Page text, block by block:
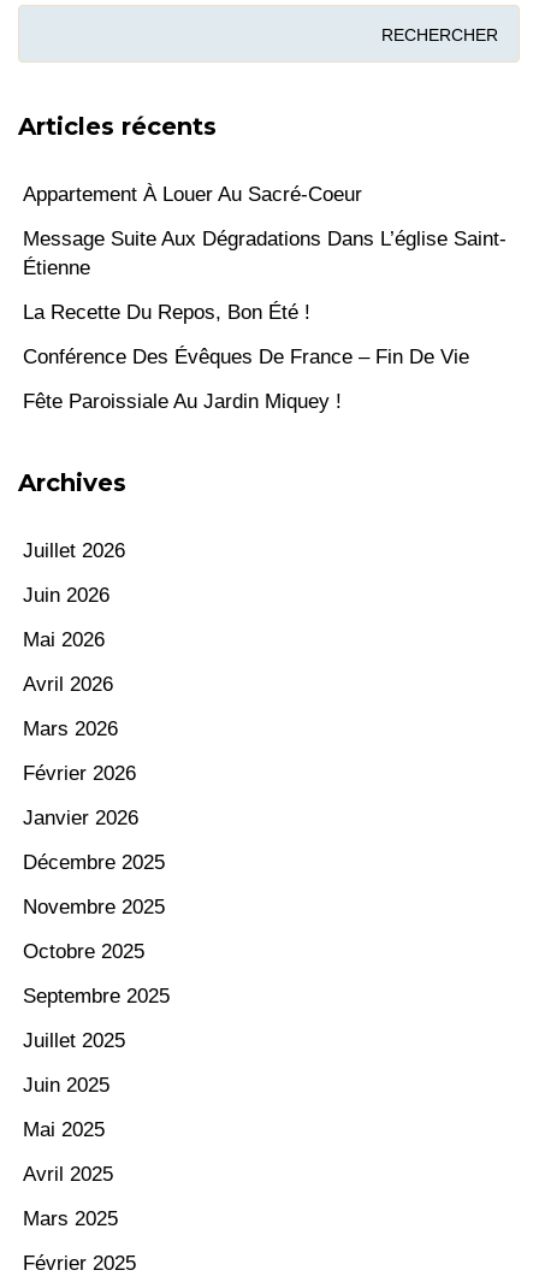
Articles récents
Appartement À Louer Au Sacré-Coeur
Message Suite Aux Dégradations Dans L’église Saint-
Étienne
La Recette Du Repos, Bon Été !
Conférence Des Évêques De France – Fin De Vie
Fête Paroissiale Au Jardin Miquey !
Archives
Juillet 2026
Juin 2026
Mai 2026
Avril 2026
Mars 2026
Février 2026
Janvier 2026
Décembre 2025
Novembre 2025
Octobre 2025
Septembre 2025
Juillet 2025
Juin 2025
Mai 2025
Avril 2025
Mars 2025
Février 2025